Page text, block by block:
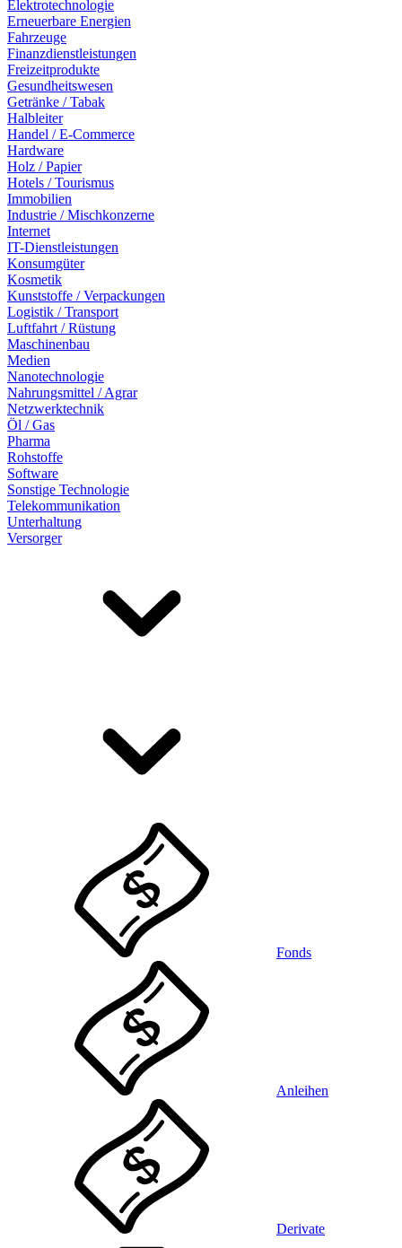
Elektrotechnologie
Erneuerbare Energien
Fahrzeuge
Finanzdienstleistungen
Freizeitprodukte
Gesundheitswesen
Getränke / Tabak
Halbleiter
Handel / E-Commerce
Hardware
Holz / Papier
Hotels / Tourismus
Immobilien
Industrie / Mischkonzerne
Internet
IT-Dienstleistungen
Konsumgüter
Kosmetik
Kunststoffe / Verpackungen
Logistik / Transport
Luftfahrt / Rüstung
Maschinenbau
Medien
Nanotechnologie
Nahrungsmittel / Agrar
Netzwerktechnik
Öl / Gas
Pharma
Rohstoffe
Software
Sonstige Technologie
Telekommunikation
Unterhaltung
Versorger
Fonds
Anleihen
Derivate